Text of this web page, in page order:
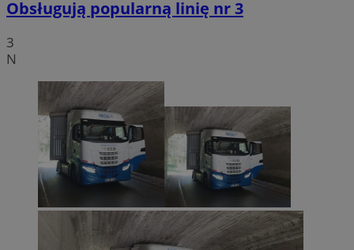
Obsługują popularną linię nr 3
3
N